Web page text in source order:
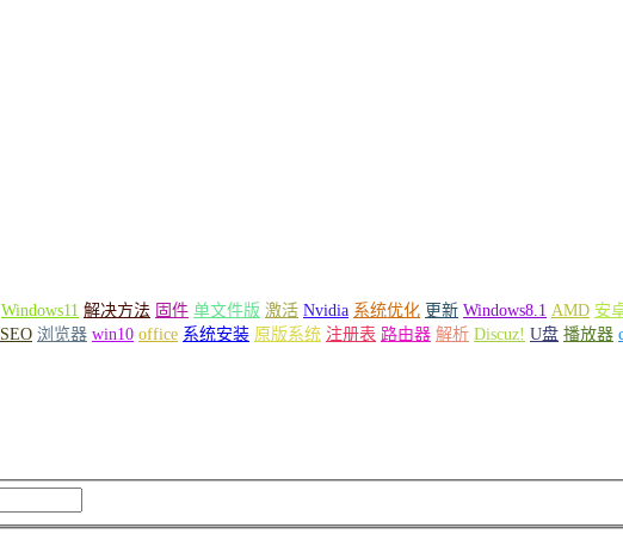
Windows11 解决方法 固件 单文件版 激活 Nvidia 系统优化 更新 Windows8.1 AMD 安
SEO 浏览器 win10 office 系统安装 原版系统 注册表 路由器 解析 Discuz! U盘 播放器